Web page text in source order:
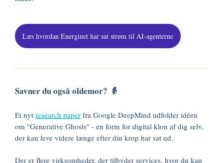
Læs hvordan Energinet har sat strøm til AI-agenterne
Savner du også oldemor? 👵
Et nyt research paper fra Google DeepMind udfolder idéen
om "Generative Ghosts" - en form for digital klon af dig selv,
der kan leve videre længe efter din krop har sat ud.
Der er flere virksomheder, der tilbyder services, hvor du kan